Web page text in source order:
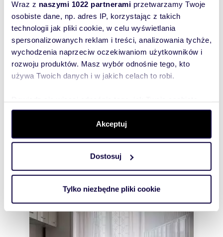
Wraz z naszymi 1022 partnerami przetwarzamy Twoje
osobiste dane, np. adres IP, korzystając z takich
technologii jak pliki cookie, w celu wyświetlania
spersonalizowanych reklam i treści, analizowania tychże,
wychodzenia naprzeciw oczekiwaniom użytkowników i
rozwoju produktów. Masz wybór odnośnie tego, kto
używa Twoich danych i w jakich celach to robi.
dane są przetwarzane oraz ustaw własne preferencje w
. W Deklaracji plików cookie możesz
zmienić lub wycofać swoją zgodę w dowolnej chwili.
Wykorzystujemy pliki cookie do spersonalizowania treści
i reklam, aby oferować funkcje społecznościowe i
korzystasz z naszej witryny, udostępniamy partnerom
Partnerzy mogą połączyć te informacje z innymi danymi
otrzymanymi od Ciebie lub uzyskanymi podczas
Akceptuj
Dostosuj
Tylko niezbędne pliki cookie
informacyjny.
Rozwiń opis
Mieszkanie: na sprzedaż
Powierzchni
83 m2
Łódźgmina:Łódź-Polesie
Podchorążych
Podobne oferty w tej lokalizacji
WYRÓŻNIONE